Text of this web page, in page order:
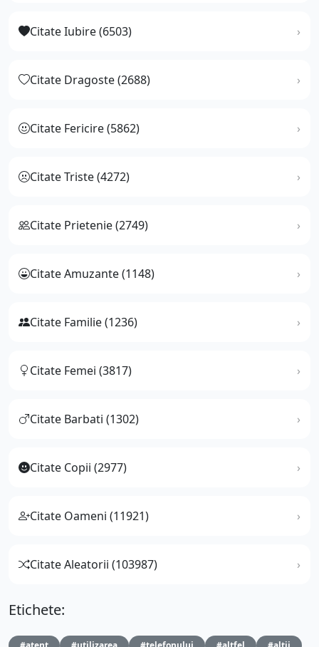
Citate Iubire (6503)
Citate Dragoste (2688)
Citate Fericire (5862)
Citate Triste (4272)
Citate Prietenie (2749)
Citate Amuzante (1148)
Citate Familie (1236)
Citate Femei (3817)
Citate Barbati (1302)
Citate Copii (2977)
Citate Oameni (11921)
Citate Aleatorii (103987)
Etichete: